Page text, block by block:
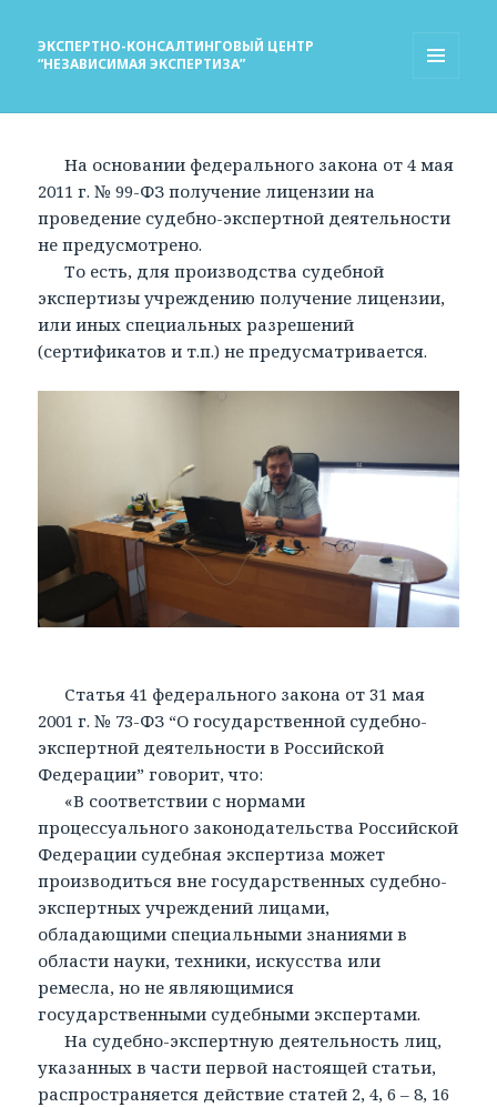
ЭКСПЕРТНО-КОНСАЛТИНГОВЫЙ ЦЕНТР
“НЕЗАВИСИМАЯ ЭКСПЕРТИЗА”
На основании федерального закона от 4 мая
2011 г. № 99-ФЗ получение лицензии на
проведение судебно-экспертной деятельности
не предусмотрено.
То есть, для производства судебной
экспертизы учреждению получение лицензии,
или иных специальных разрешений
(сертификатов и т.п.) не предусматривается.
Статья 41 федерального закона от 31 мая
2001 г. № 73-ФЗ “О государственной судебно-
экспертной деятельности в Российской
Федерации” говорит, что:
«В соответствии с нормами
процессуального законодательства Российской
Федерации судебная экспертиза может
производиться вне государственных судебно-
экспертных учреждений лицами,
обладающими специальными знаниями в
области науки, техники, искусства или
ремесла, но не являющимися
государственными судебными экспертами.
На судебно-экспертную деятельность лиц,
указанных в части первой настоящей статьи,
распространяется действие статей 2, 4, 6 – 8, 16